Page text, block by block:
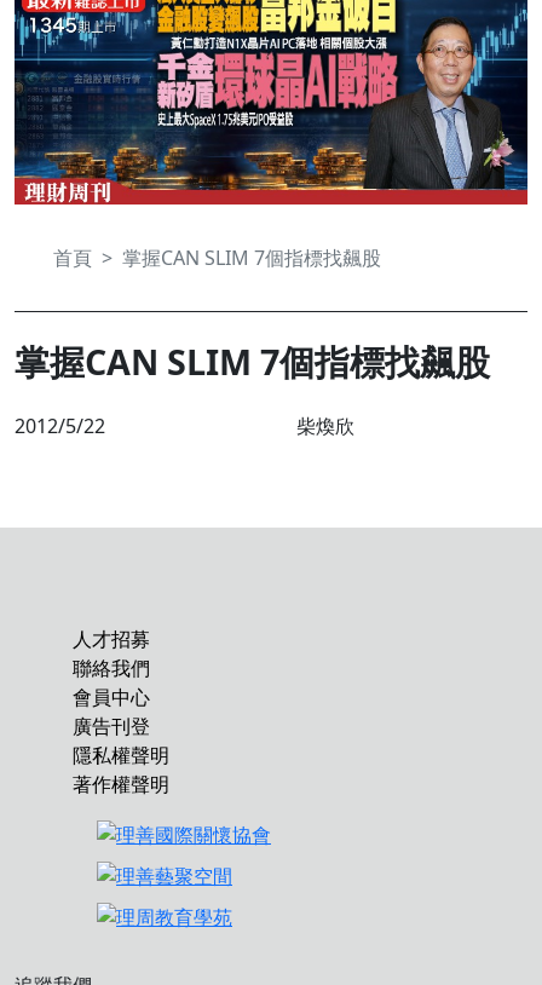
首頁 掌握CAN SLIM 7個指標找飆股
掌握CAN SLIM 7個指標找飆股
2012/5/22 柴煥欣
人才招募
聯絡我們
會員中心
廣告刊登
隱私權聲明
著作權聲明